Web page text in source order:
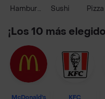
HamburguesaSushi Pizza
¡Los 10 más
McDonald's KFC